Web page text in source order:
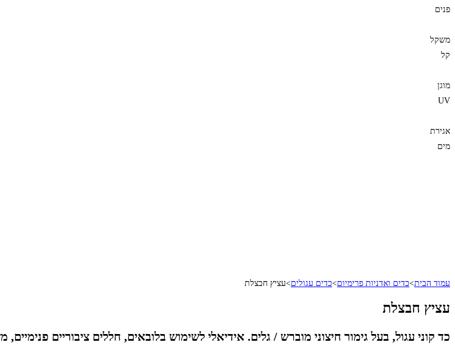
פנים
משקל
קל
מוגן
UV
אגירת
מים
עמוד הבית>כדים ואדניות פרימיום>כדים עגולים>עציץ חבצלת
עציץ חבצלת